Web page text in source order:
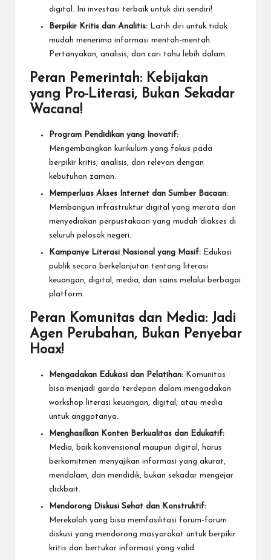
digital. Ini investasi terbaik untuk diri sendiri!
Berpikir Kritis dan Analitis: Latih diri untuk tidak
mudah menerima informasi mentah-mentah.
Pertanyakan, analisis, dan cari tahu lebih dalam.
Peran Pemerintah: Kebijakan
yang Pro-Literasi, Bukan Sekadar
Wacana!
Program Pendidikan yang Inovatif:
Mengembangkan kurikulum yang fokus pada
berpikir kritis, analisis, dan relevan dengan
kebutuhan zaman.
Memperluas Akses Internet dan Sumber Bacaan:
Membangun infrastruktur digital yang merata dan
menyediakan perpustakaan yang mudah diakses di
seluruh pelosok negeri.
Kampanye Literasi Nasional yang Masif: Edukasi
publik secara berkelanjutan tentang literasi
keuangan, digital, media, dan sains melalui berbagai
platform.
Peran Komunitas dan Media: Jadi
Agen Perubahan, Bukan Penyebar
Hoax!
Mengadakan Edukasi dan Pelatihan: Komunitas
bisa menjadi garda terdepan dalam mengadakan
workshop literasi keuangan, digital, atau media
untuk anggotanya.
Menghasilkan Konten Berkualitas dan Edukatif:
Media, baik konvensional maupun digital, harus
berkomitmen menyajikan informasi yang akurat,
mendalam, dan mendidik, bukan sekadar mengejar
clickbait.
Mendorong Diskusi Sehat dan Konstruktif:
Merekalah yang bisa memfasilitasi forum-forum
diskusi yang mendorong masyarakat untuk berpikir
kritis dan bertukar informasi yang valid.